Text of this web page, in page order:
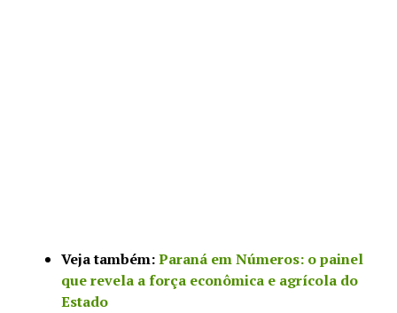
Veja também:Paraná em Números: o painel
que revela a força econômica e agrícola do
Estado